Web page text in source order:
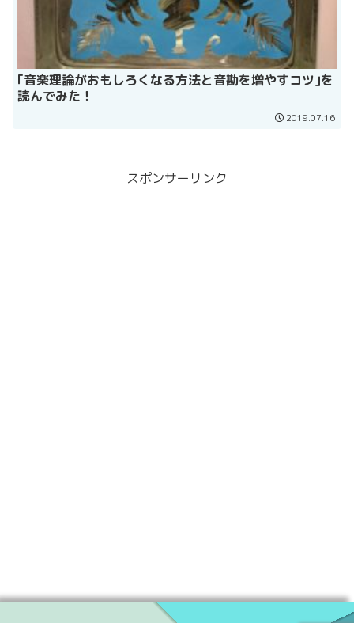
｢音楽理論がおもしろくなる方法と音勘を増やすコツ｣を
読んでみた！
2019.07.16
スポンサーリンク